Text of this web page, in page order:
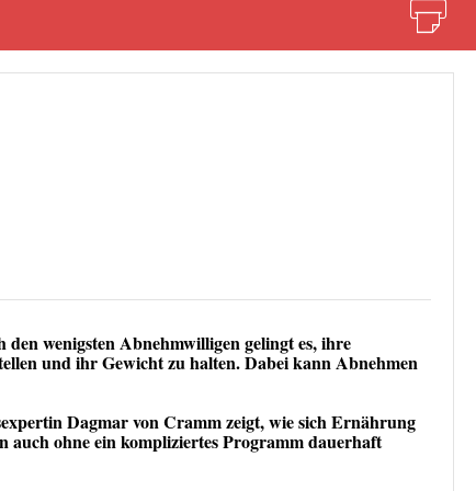
den wenigsten Abnehmwilligen gelingt es, ihre
und ihr Gewicht zu halten. Dabei kann Abnehmen
Dagmar von Cramm zeigt, wie sich Ernährung
auch ohne ein kompliziertes Programm dauerhaft